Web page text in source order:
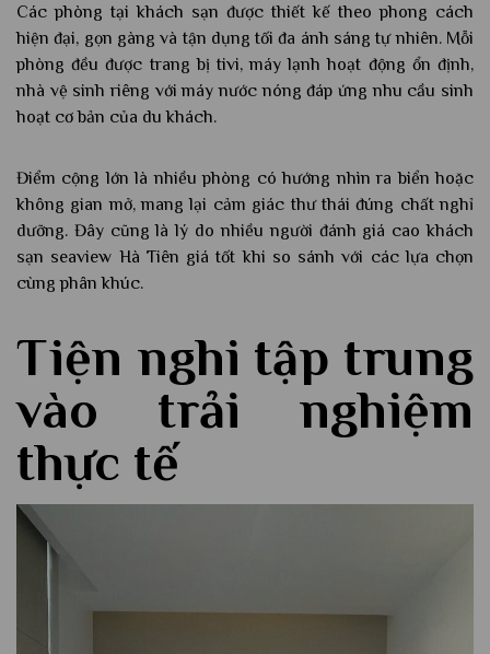
Các phòng tại khách sạn được thiết kế theo phong cách
hiện đại, gọn gàng và tận dụng tối đa ánh sáng tự nhiên. Mỗi
phòng đều được trang bị tivi, máy lạnh hoạt động ổn định,
nhà vệ sinh riêng với máy nước nóng đáp ứng nhu cầu sinh
hoạt cơ bản của du khách.
Điểm cộng lớn là nhiều phòng có hướng nhìn ra biển hoặc
không gian mở, mang lại cảm giác thư thái đúng chất nghỉ
dưỡng. Đây cũng là lý do nhiều người đánh giá cao khách
sạn seaview Hà Tiên giá tốt khi so sánh với các lựa chọn
cùng phân khúc.
Tiện nghi tập trung
vào trải nghiệm
thực tế